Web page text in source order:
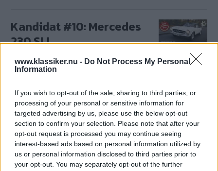
www.klassiker.nu - Do Not Process My Personal
Information
If you wish to opt-out of the sale, sharing to third parties, or
processing of your personal or sensitive information for
targeted advertising by us, please use the below opt-out
section to confirm your selection. Please note that after your
opt-out request is processed you may continue seeing
interest-based ads based on personal information utilized by
us or personal information disclosed to third parties prior to
your opt-out. You may separately opt-out of the further
Kandidat #10: Mercedes
230 SL!
LÄSARNAS KLASSIKER 8 januari 2015 Det är dags att rösta fram
Årets Klassiker 2014! Här är kandidat nr 10 – Mercedes-
Gasa (3)
Han har haft sin Pagoda i
40 år!
REPORTAGE 1 april 2014
Att som 19-åring köpa en tio år